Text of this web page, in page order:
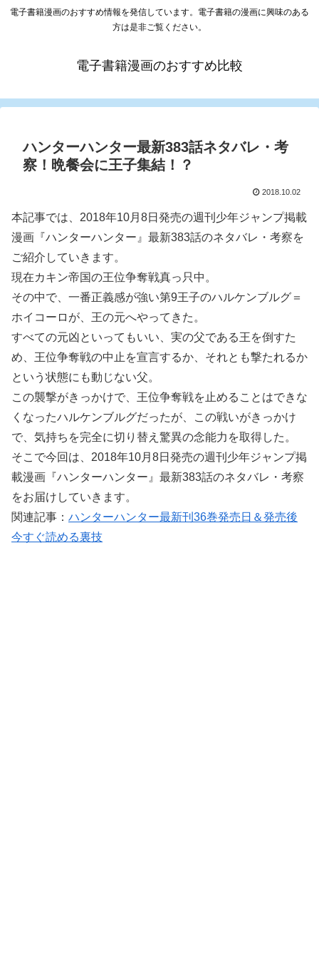
電子書籍漫画のおすすめ情報を発信しています。電子書籍の漫画に興味のある
方は是非ご覧ください。
電子書籍漫画のおすすめ比較
ハンターハンター最新383話ネタバレ・考
察！晩餐会に王子集結！？
2018.10.02
本記事では、2018年10月8日発売の週刊少年ジャンプ掲載
漫画『ハンターハンター』最新383話のネタバレ・考察を
ご紹介していきます。
現在カキン帝国の王位争奪戦真っ只中。
その中で、一番正義感が強い第9王子のハルケンブルグ＝
ホイコーロが、王の元へやってきた。
すべての元凶といってもいい、実の父である王を倒すた
め、王位争奪戦の中止を宣言するか、それとも撃たれるか
という状態にも動じない父。
この襲撃がきっかけで、王位争奪戦を止めることはできな
くなったハルケンブルグだったが、この戦いがきっかけ
で、気持ちを完全に切り替え驚異の念能力を取得した。
そこで今回は、2018年10月8日発売の週刊少年ジャンプ掲
載漫画『ハンターハンター』最新383話のネタバレ・考察
をお届けしていきます。
関連記事： ハンターハンター最新刊36巻発売日＆発売後
今すぐ読める裏技